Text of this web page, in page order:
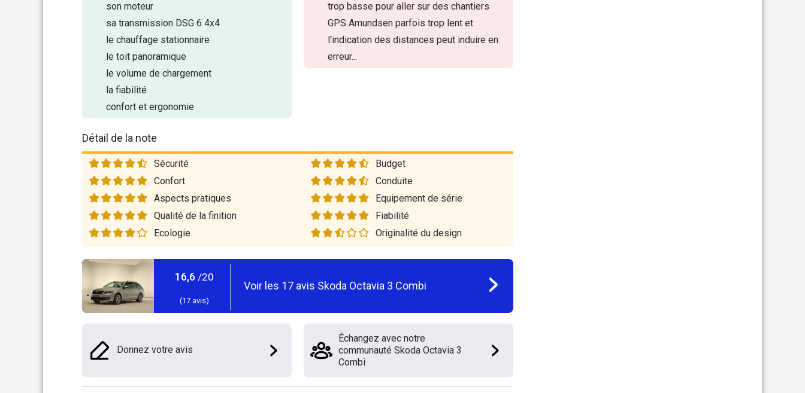
son moteur
sa transmission DSG 6 4x4
le chauffage stationnaire
le toit panoramique
le volume de chargement
la fiabilité
confort et ergonomie
trop basse pour aller sur des chantiers
GPS Amundsen parfois trop lent et
l'indication des distances peut induire en
erreur...
Détail de la note
Sécurité
Budget
Confort
Conduite
Aspects pratiques
Equipement de série
Qualité de la finition
Fiabilité
Ecologie
Originalité du design
16,6 /20
(17 avis)
Voir les 17 avis Skoda Octavia 3 Combi
Donnez votre avis
Échangez avec notre
communauté Skoda Octavia 3
Combi